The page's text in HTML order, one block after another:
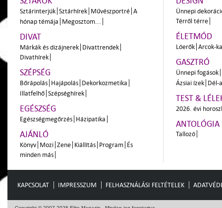
Sztárinterjúk Sztárhírek Művészportré A
hónap témája Megosztom...
DIVAT
Márkák és dizájnerek Divattrendek
Divathírek
SZÉPSÉG
Bőrápolás Hajápolás Dekorkozmetika
Illatfelhő Szépséghírek
EGÉSZSÉG
Egészségmegőrzés Házipatika
AJÁNLÓ
Könyv Mozi Zene Kiállítás Program És
minden más
Ünnepi
Térről térre
ÉLETMÓD
Lóerők Arcok-
GASZTRÓ
Ünnepi fogások
Ázsiai ízek Dél-
TEST &
2026. évi
ANTOLÓGIA
Tallozó
KAPCSOLAT IMPRESSZUM FELHASZNÁLÁSI FELTÉTELEK